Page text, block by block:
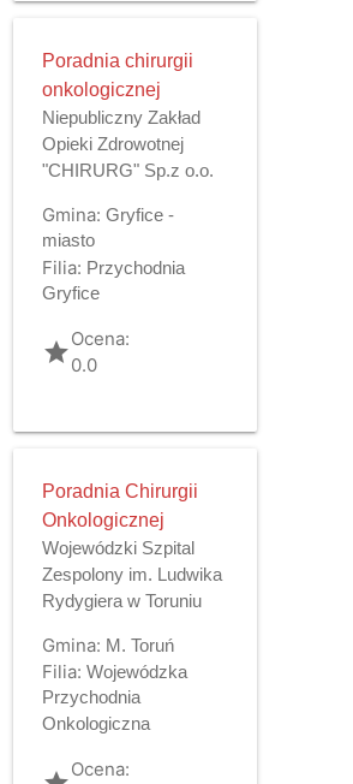
Poradnia chirurgii
onkologicznej
Niepubliczny Zakład
Opieki Zdrowotnej
"CHIRURG" Sp.z o.o.
Gmina: Gryfice -
miasto
Filia: Przychodnia
Gryfice
gradeOcena:
0.0
Poradnia Chirurgii
Onkologicznej
Wojewódzki Szpital
Zespolony im. Ludwika
Rydygiera w Toruniu
Gmina: M. Toruń
Filia: Wojewódzka
Przychodnia
Onkologiczna
Ocena: